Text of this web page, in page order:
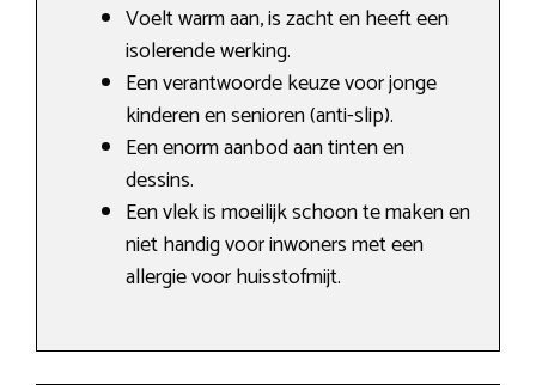
Voelt warm aan, is zacht en heeft een
isolerende werking.
Een verantwoorde keuze voor jonge
kinderen en senioren (anti-slip).
Een enorm aanbod aan tinten en
dessins.
Een vlek is moeilijk schoon te maken en
niet handig voor inwoners met een
allergie voor huisstofmijt.